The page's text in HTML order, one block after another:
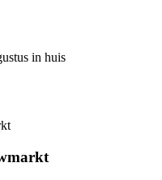
in huis